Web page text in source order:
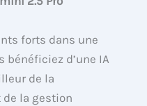
forts dans une
d’une IA
de la
la gestion